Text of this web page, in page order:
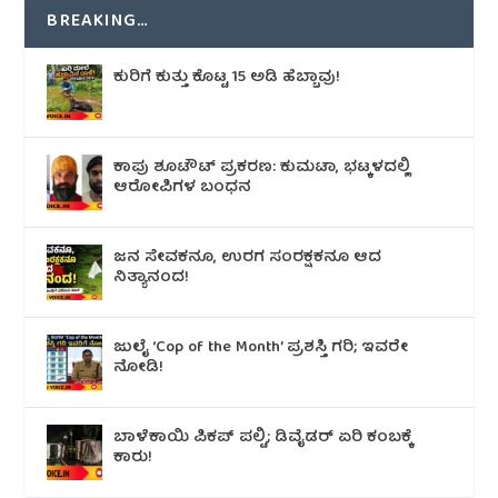
BREAKING…
ಕುರಿಗೆ ಕುತ್ತು ಕೊಟ್ಟ 15 ಅಡಿ ಹೆಬ್ಬಾವು!
ಕಾಪು ಶೂಟೌಟ್‌ ಪ್ರಕರಣ: ಕುಮಟಾ, ಭಟ್ಕಳದಲ್ಲಿ
ಆರೋಪಿಗಳ ಬಂಧನ
ಜನ ಸೇವಕನೂ, ಉರಗ ಸಂರಕ್ಷಕನೂ ಆದ
ನಿತ್ಯಾನಂದ!
ಜುಲೈ ‘Cop of the Month’ ಪ್ರಶಸ್ತಿ ಗರಿ; ಇವರೇ
ನೋಡಿ!
ಬಾಳೆಕಾಯಿ ಪಿಕಪ್ ಪಲ್ಟಿ; ಡಿವೈಡರ್ ಏರಿ ಕಂಬಕ್ಕೆ
ಕಾರು!